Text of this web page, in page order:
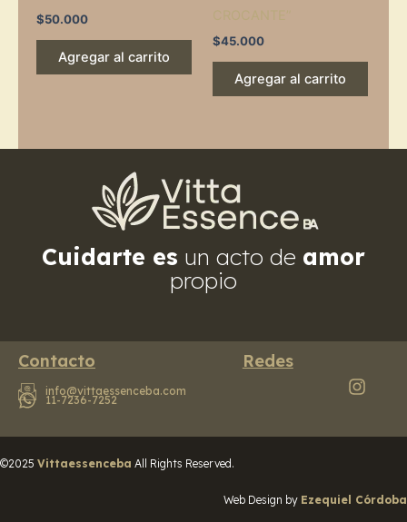
$50.000
Agregar al carrito
$45.000
Agregar al carrito
Cuidarte es un acto de amor
propio
Contacto
info@vittaessenceba.com
11-7236-7252
Redes
©2025 Vittaessenceba All Rights Reserved.
Web Design by Ezequiel Córdoba